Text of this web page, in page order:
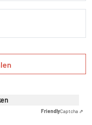
FriendlyCaptcha ⇗